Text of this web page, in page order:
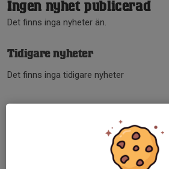
Ingen nyhet publicerad
Det finns inga nyheter än.
Tidigare nyheter
Det finns inga tidigare nyheter